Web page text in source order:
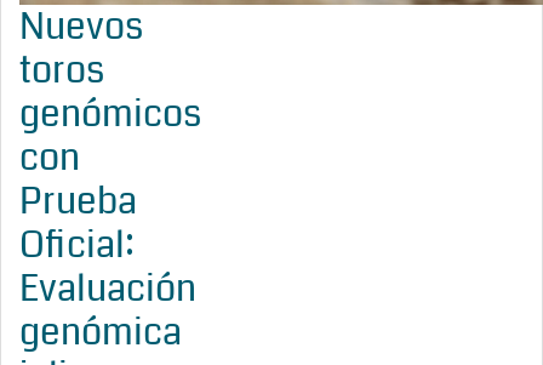
Nuevos
toros
genómicos
con
Prueba
Oficial:
Evaluación
genómica